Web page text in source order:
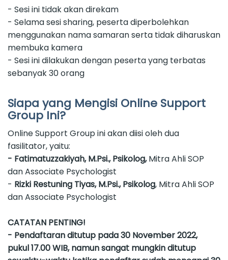
- Sesi ini tidak akan direkam
- Selama sesi sharing, peserta diperbolehkan
menggunakan nama samaran serta tidak diharuskan
membuka kamera
- Sesi ini dilakukan dengan peserta yang terbatas
sebanyak 30 orang
Siapa yang Mengisi Online Support
Group Ini?
Online Support Group ini akan diisi oleh dua
fasilitator, yaitu:
- Fatimatuzzakiyah, M.Psi., Psikolog,Mitra Ahli SOP
dan Associate Psychologist
- Rizki Restuning Tiyas, M.Psi., Psikolog, Mitra Ahli SOP
dan Associate Psychologist
CATATAN PENTING!
- Pendaftaran ditutup pada 30 November 2022,
pukul 17.00 WIB, namun sangat mungkin ditutup